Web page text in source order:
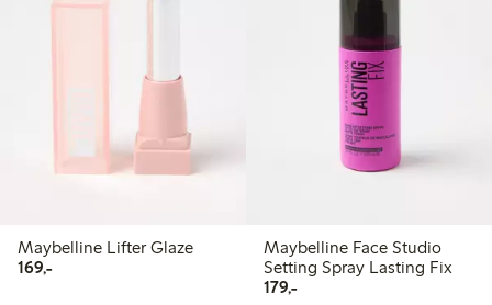
Maybelline Lifter Glaze
169,-169,00 kr
Maybelline Face Studio
Setting Spray Lasting Fix
179,-179,00 kr